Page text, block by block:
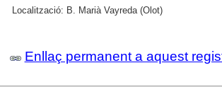
Localització: B. Marià Vayreda (Olot)
Enllaç permanent a aquest